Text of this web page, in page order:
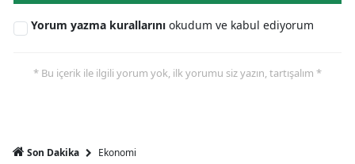
Yorum yazma kurallarını okudum ve kabul ediyorum
* Bu içerik ile ilgili yorum yok, ilk yorumu siz yazın, tartışalım *
Son Dakika Ekonomi